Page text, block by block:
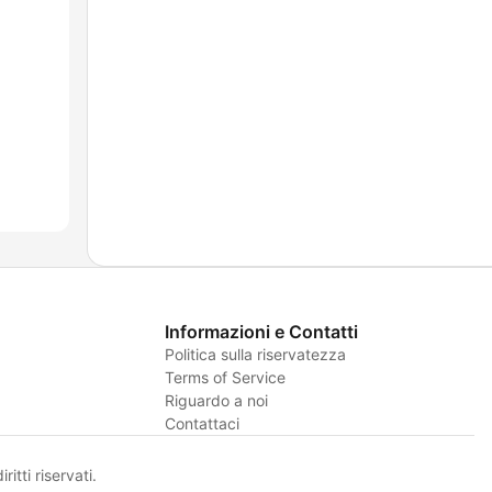
Informazioni e Contatti
Politica sulla riservatezza
Terms of Service
Riguardo a noi
Contattaci
riservati.